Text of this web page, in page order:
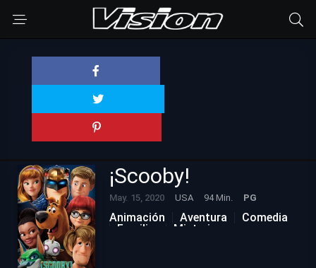
¡Scooby!
May. 15, 2020 USA 94 Min. PG
Animación Aventura
Comedia
Familiar
Misterio